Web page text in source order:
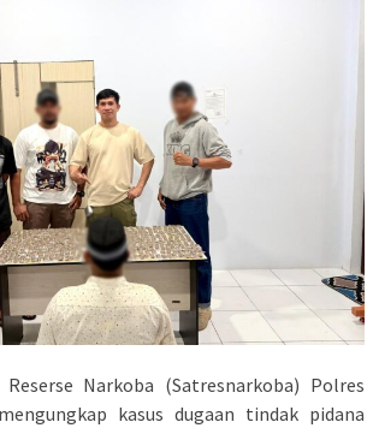
Narkoba (Satresnarkoba) Polres
kasus dugaan tindak pidana